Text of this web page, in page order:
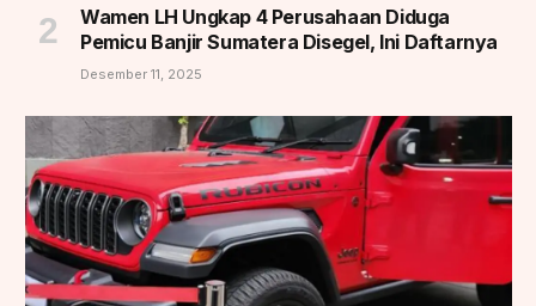
Wamen LH Ungkap 4 Perusahaan Diduga
Pemicu Banjir Sumatera Disegel, Ini Daftarnya
Desember 11, 2025